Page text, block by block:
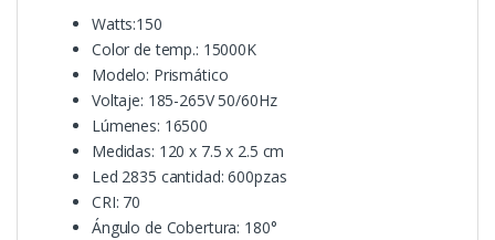
Watts:150
Color de temp.: 15000K
Modelo: Prismático
Voltaje: 185-265V 50/60Hz
Lúmenes: 16500
Medidas: 120 x 7.5 x 2.5 cm
Led 2835 cantidad: 600pzas
CRI: 70
Ángulo de Cobertura: 180°